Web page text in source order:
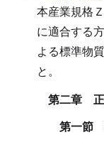
本産業規格
に適合する
よる標準物
と。
第二章 正
第一節